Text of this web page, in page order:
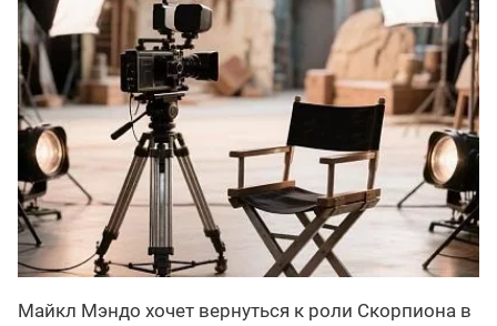
Майкл Мэндо хочет вернуться к роли Скорпиона в